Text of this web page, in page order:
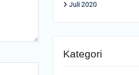
Juli 2020
Kategori